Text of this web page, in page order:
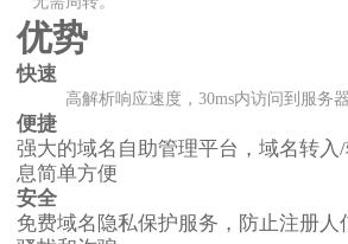
优势
快速
高解析响应速度，30ms内访问到服务器
便捷
强大的域名自助管理平台，域名转入
息简单方便
安全
免费域名隐私保护服务，防止注册人